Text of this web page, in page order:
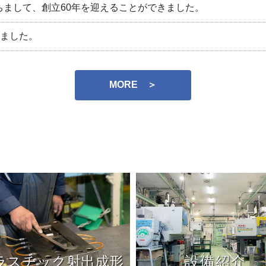
して、創立60年を迎えることができました。
した。
MORE ＞
スチック射出成形 設備紹介